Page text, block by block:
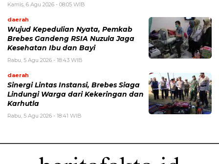
Kamis, 6 Agu 2026 - 08:05 WIB
daerah
Wujud Kepedulian Nyata, Pemkab
Brebes Gandeng RSIA Nuzula Jaga
Kesehatan Ibu dan Bayi
Rabu, 5 Agu 2026 - 18:43 WIB
daerah
Sinergi Lintas Instansi, Brebes Siaga
Lindungi Warga dari Kekeringan dan
Karhutla
Rabu, 5 Agu 2026 - 18:41 WIB